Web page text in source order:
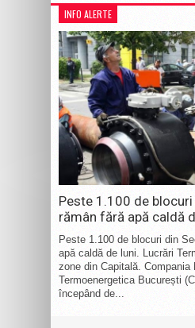
INFO ALERTE
Peste 1.100 de
rămân fără apă caldă
Peste 1.100 de blocuri din
apă caldă de luni. Lucrări
zone din Capitală. Compania
Termoenergetica București
începând de...